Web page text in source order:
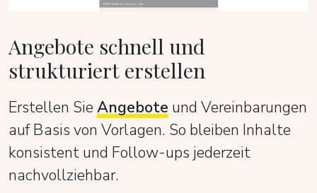
Angebote schnell und
strukturiert erstellen
Erstellen Sie Angebote und Vereinbarungen
auf Basis von Vorlagen. So bleiben Inhalte
konsistent und Follow-ups jederzeit
nachvollziehbar.